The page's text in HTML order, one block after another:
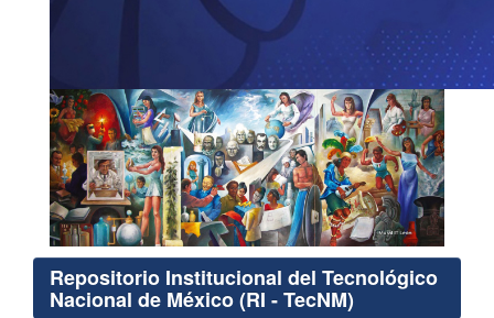
Repositorio Institucional del Tecnológico
Nacional de México (RI - TecNM)